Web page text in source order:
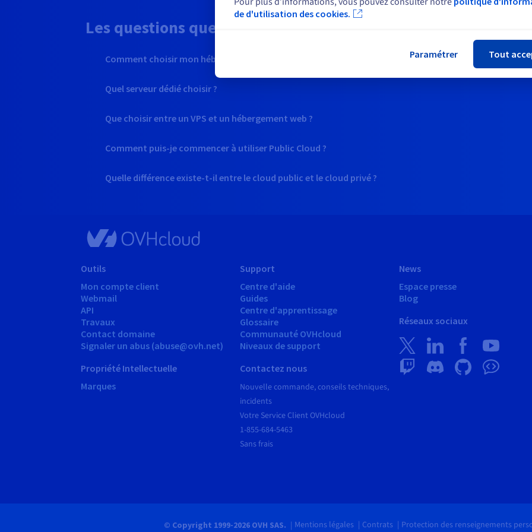
Les questions que vous vous posez
Comment choisir mon hébergement web en période de Aubaines ?
Quel serveur dédié choisir ?
Que choisir entre un VPS et un hébergement web ?
Comment puis-je commencer à utiliser Public Cloud ?
Quelle différence existe-t-il entre le cloud public et le cloud privé ?
Outils
Mon compte client
Webmail
API
Travaux
Contact domaine
Signaler un abus (abuse@ovh.net)
Propriété Intellectuelle
Marques
Support
Centre d'aide
Guides
Centre d'apprentissage
Glossaire
Communauté OVHcloud
Niveaux de support
Contactez nous
Nouvelle commande, conseils techniques,
incidents
Votre Service Client OVHcloud
1-855-684-5463
Sans frais
News
Espace presse
Blog
Réseaux sociaux
© Copyright 1999-2026 OVH SAS. Mentions légales Contrats Protection des renseignements
de d'utilisation des cookies.
Paramétrer Tout